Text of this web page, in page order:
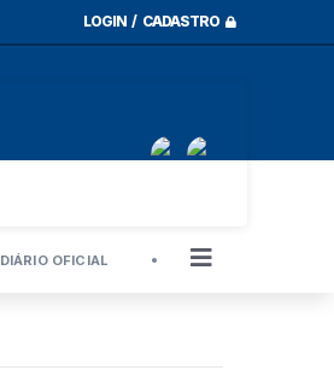
LOGIN / CADASTRO
DIÁRIO OFICIAL